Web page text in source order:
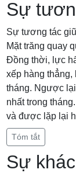
Sự
Sự tương tác
Mặt trăng quay
Đồng thời, lực
xếp hàng thẳng,
tháng. Ngược
nhất trong
và được lặp lại
Tóm tắt
Sự